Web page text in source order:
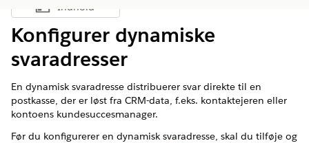
Vis indholdsfortegnelse
Indhold
Konfigurer dynamiske
svaradresser
En dynamisk svaradresse distribuerer svar direkte til en
postkasse, der er løst fra CRM-data, f.eks. kontaktejeren eller
kontoens kundesuccesmanager.
Før du konfigurerer en dynamisk svaradresse, skal du tilføje og